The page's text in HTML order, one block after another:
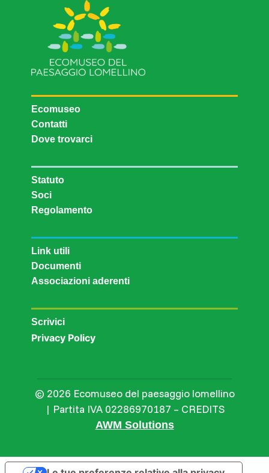
Ecomuseo
Contatti
Dove trovarci
Statuto
Soci
Regolamento
Link utili
Documenti
Associazioni aderenti
Scrivici
Privacy Policy
© 2026 Ecomuseo del paesaggio lomellino
| Partita IVA 02286970187 – CREDITS
AWM Solutions